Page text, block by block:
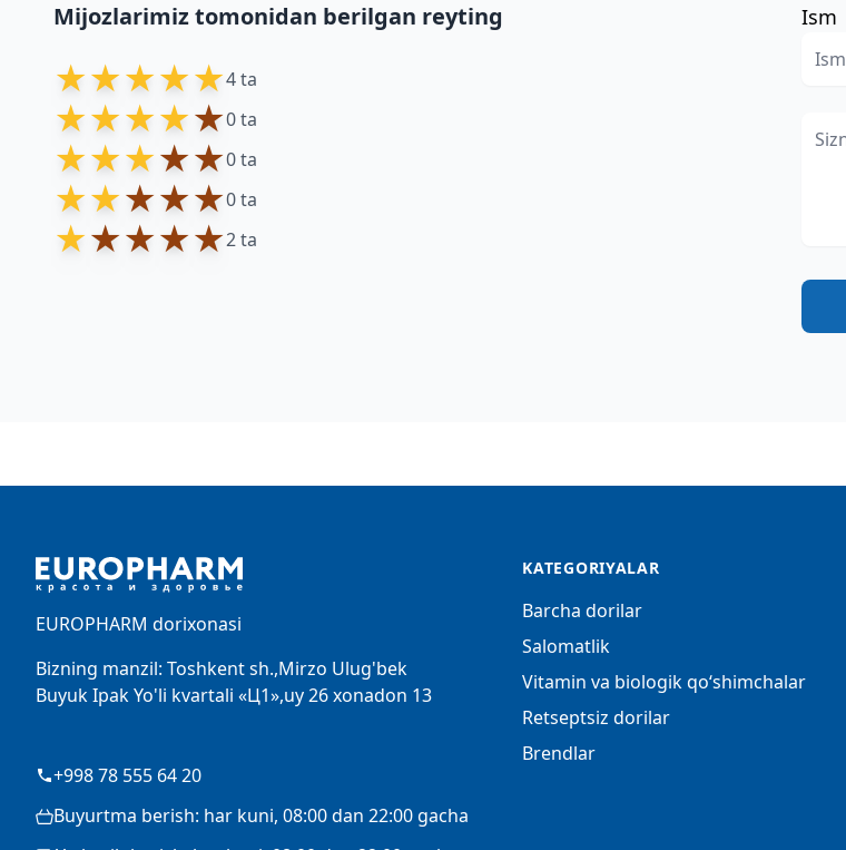
Mijozlarimiz tomonidan berilgan reyting
★★★★★4 ta
★★★★★0 ta
★★★★★0 ta
★★★★★0 ta
★★★★★2 ta
Ism
EUROPHARM dorixonasi
Bizning manzil: Toshkent sh.,Mirzo Ulug'bek
Buyuk Ipak Yo'li kvartali «Ц1»,uy 26 xonadon 13
+998 78 555 64 20
Buyurtma berish: har kuni, 08:00 dan 22:00 gacha
KATEGORIYALAR
Barcha dorilar
Salomatlik
Vitamin va biologik qo‘shimchalar
Retseptsiz dorilar
Brendlar